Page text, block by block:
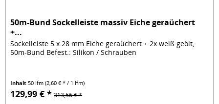
50m-Bund Sockelleiste massiv Eiche geraüchert
+...
Sockelleiste 5 x 28 mm Eiche geraüchert + 2x weiß geölt,
50m-Bund Befest.: Silikon / Schrauben
Inhalt50 lfm(2,60 € * / 1 lfm)
129,99 € * 313,56 € *